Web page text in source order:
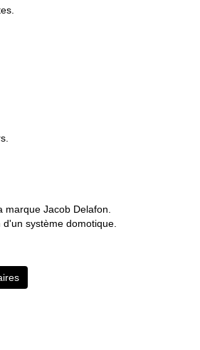
marque Jacob Delafon.
système domotique.